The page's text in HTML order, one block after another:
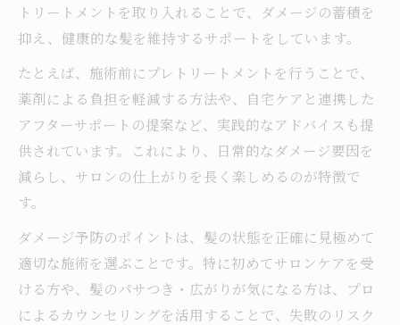
トリートメントを取り入れることで、ダメージの蓄積を
抑え、健康的な髪を維持するサポートをしています。
たとえば、施術前にプレトリートメントを行うことで、
薬剤による負担を軽減する方法や、自宅ケアと連携した
アフターサポートの提案など、実践的なアドバイスも提
供されています。これにより、日常的なダメージ要因を
減らし、サロンの仕上がりを長く楽しめるのが特徴で
す。
ダメージ予防のポイントは、髪の状態を正確に見極めて
適切な施術を選ぶことです。特に初めてサロンケアを受
ける方や、髪のパサつき・広がりが気になる方は、プロ
によるカウンセリングを活用することで、失敗のリスク